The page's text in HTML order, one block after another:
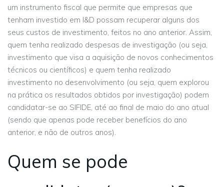
um instrumento fiscal que permite que empresas que
tenham investido em I&D possam recuperar alguns dos
seus custos de investimento, feitos no ano anterior. Assim,
quem tenha realizado despesas de investigação (ou seja,
investimento que visa a aquisição de novos conhecimentos
técnicos ou científicos) e quem tenha realizado
investimento no desenvolvimento (ou seja, quem explorou
na prática os resultados obtidos por investigação) podem
candidatar-se ao SIFIDE, até ao final de maio do ano atual
(sendo que apenas pode receber benefícios do ano
anterior, e não de outros anos).
Quem se pode